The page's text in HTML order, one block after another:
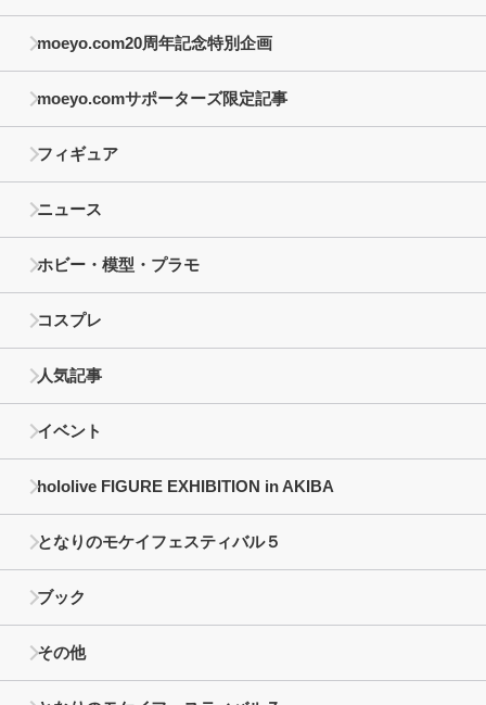
moeyo.com20周年記念特別企画
moeyo.comサポーターズ限定記事
フィギュア
ニュース
ホビー・模型・プラモ
コスプレ
人気記事
イベント
hololive FIGURE EXHIBITION in AKIBA
となりのモケイフェスティバル５
ブック
その他